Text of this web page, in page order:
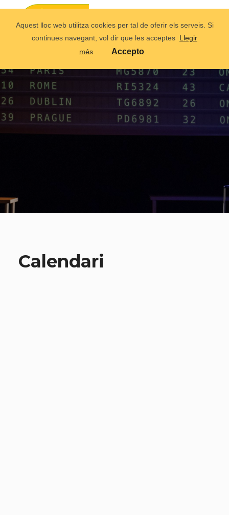
Calendari
Aquest lloc web utilitza cookies per tal de oferir els serveis. Si
continues navegant, vol dir que les acceptes Llegir
més
Accepto